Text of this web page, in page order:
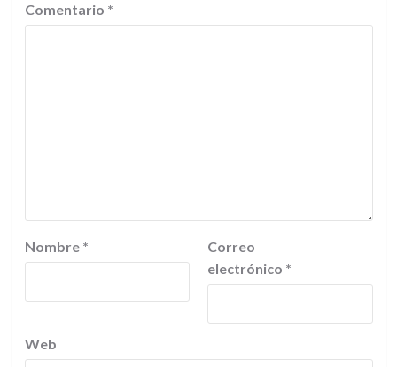
Comentario *
Nombre *
Correo
electrónico *
Web